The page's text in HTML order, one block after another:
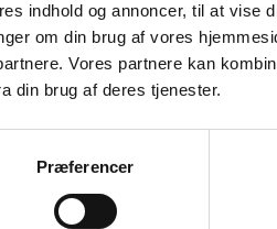
indhold og annoncer, til at vise
om din brug af vores
Vores partnere kan
din brug af deres tjenester.
Præferencer
forpligtelser før du påtager
– og hvad betyder
mens overtagelsesdagen er den